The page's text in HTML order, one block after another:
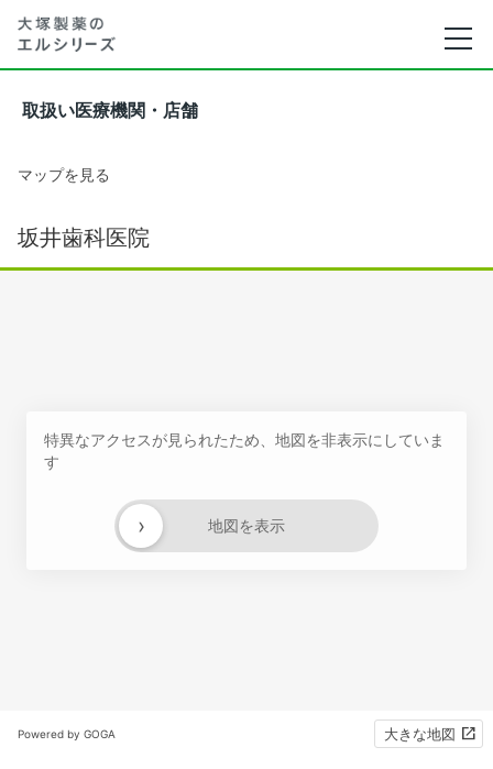
取扱い医療機関・店舗
マップを見る
坂井歯科医院
特異なアクセスが見られたため、地図を非表示にしていま
す
地図を表示
›
Powered by GOGA 大きな地図